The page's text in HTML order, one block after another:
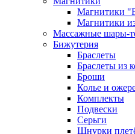
Магнитики
Магнитики
Массажные шары-
Бижутерия
Браслеты
Браслеты из
Броши
Колье и
Комплекты
Подвески
Серьги
Шнурки